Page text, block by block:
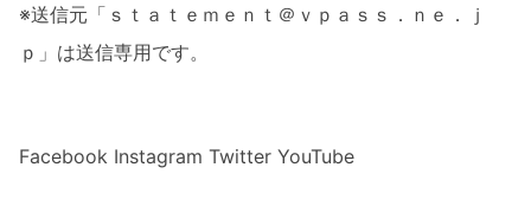
※送信元「ｓｔａｔｅｍｅｎｔ＠ｖｐａｓｓ．ｎｅ．ｊ
ｐ」は送信専用です。
Facebook Instagram Twitter YouTube